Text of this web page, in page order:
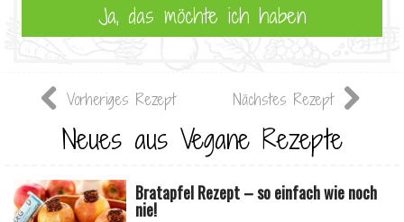
Vorheriges Rezept Nächstes Rezept
Neues aus Vegane Rezepte
Bratapfel Rezept – so einfach wie noch
nie!